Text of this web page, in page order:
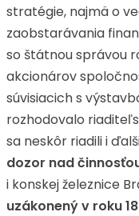
stratégie, najmä o
zaobstarávania
so štátnou správou
akcionárov
súvisiacich s
rozhodovalo
sa neskôr riadili i
dozor nad
i konskej železnice
uzákonený v roku